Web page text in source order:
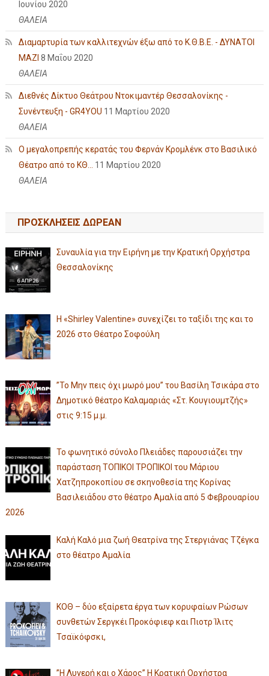
Ιουνίου 2020
ΘΑΛΕΙΑ
Διαμαρτυρία των καλλιτεχνών έξω από το Κ.Θ.Β.Ε. - ΔΥΝΑΤΟΙ
ΜΑΖΙ 8 Μαΐου 2020
ΘΑΛΕΙΑ
Διεθνές Δίκτυο Θεάτρου Ντοκιμαντέρ Θεσσαλονίκης -
Συνέντευξη - GR4YOU 11 Μαρτίου 2020
ΘΑΛΕΙΑ
Ο μεγαλοπρεπής κερατάς του Φερνάν Κρομλένκ στο Βασιλικό
Θέατρο από το ΚΘ...
11 Μαρτίου 2020
ΘΑΛΕΙΑ
ΠΡΟΣΚΛΗΣΕΙΣ ΔΩΡΕΑΝ
Συναυλία για την Ειρήνη με την Κρατική Ορχήστρα
Θεσσαλονίκης
Η «Shirley Valentine» συνεχίζει το ταξίδι της και το
2026 στο Θέατρο Σοφούλη
”Το Μην πεις όχι μωρό μου” του Βασίλη Τσικάρα στο
Δημοτικό θέατρο Καλαμαριάς «Στ. Κουγιουμτζής»
στις 9:15 μ.μ.
Το φωνητικό σύνολο Πλειάδες παρουσιάζει την
παράσταση ΤΟΠΙΚΟΙ ΤΡΟΠΙΚΟΙ του Μάριου
Χατζηπροκοπίου σε σκηνοθεσία της Κορίνας
Βασιλειάδου στο θέατρο Αμαλία από 5 Φεβρουαρίου
2026
Καλή Καλό μια ζωή Θεατρίνα της Στεργιάνας Τζέγκα
στο θέατρο Αμαλία
ΚΟΘ – δύο εξαίρετα έργα των κορυφαίων Ρώσων
συνθετών Σεργκέι Προκόφιεφ και Πιοτρ Ίλιτς
Τσαϊκόφσκι,
”Η Λυγερή και ο Χάρος” Η Κρατική Ορχήστρα